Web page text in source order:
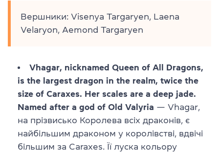
Вершники: Visenya Targaryen, Laena
Velaryon, Aemond Targaryen
Vhagar, nicknamed Queen of All Dragons,
is the largest dragon in the realm, twice the
size of Caraxes. Her scales are a deep jade.
Named after a god of Old Valyria — Vhagar,
на прізвисько Королева всіх драконів, є
найбільшим драконом у королівстві, вдвічі
більшим за Caraxes. Її луска кольору